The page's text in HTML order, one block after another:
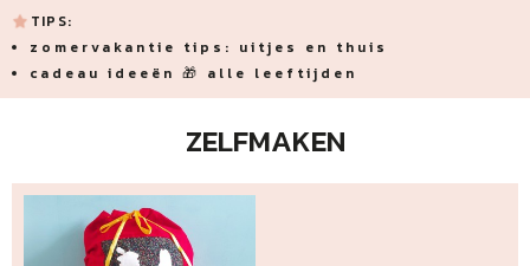
TIPS:
zomervakantie tips: uitjes en thuis
cadeau ideeën 🎁 alle leeftijden
ZELFMAKEN